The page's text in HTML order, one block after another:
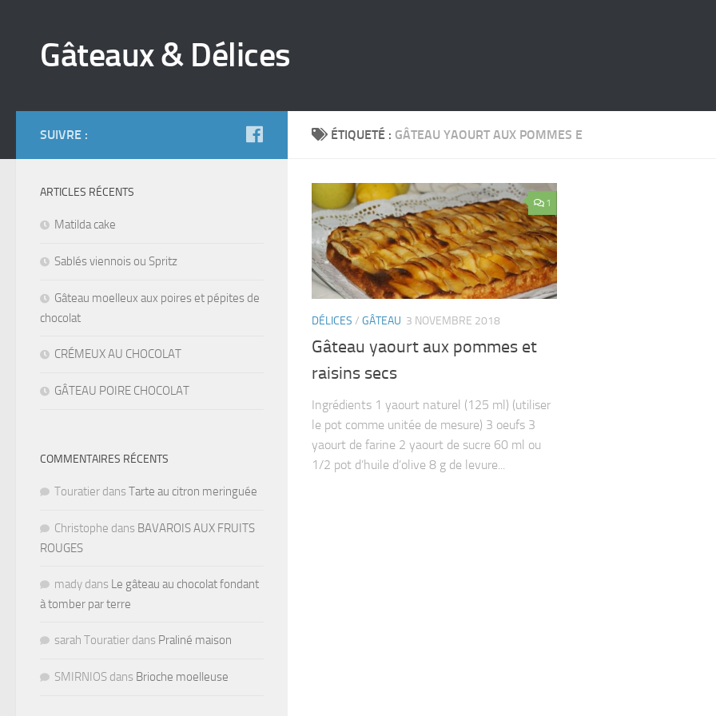
Gâteaux & Délices
ÉTIQUETÉ : GÂTEAU YAOURT AUX POMMES E
1
DÉLICES / GÂTEAU 3 NOVEMBRE 2018
Gâteau yaourt aux pommes et
raisins secs
Ingrédients 1 yaourt naturel (125 ml) (utiliser
le pot comme unitée de mesure) 3 oeufs 3
yaourt de farine 2 yaourt de sucre 60 ml ou
1/2 pot d’huile d’olive 8 g de levure...
SUIVRE :
ARTICLES RÉCENTS
Matilda cake
Sablés viennois ou Spritz
Gâteau moelleux aux poires et pépites de
chocolat
CRÉMEUX AU CHOCOLAT
GÂTEAU POIRE CHOCOLAT
COMMENTAIRES RÉCENTS
Touratier dans Tarte au citron meringuée
Christophe dans BAVAROIS AUX FRUITS
ROUGES
mady dans Le gâteau au chocolat fondant
à tomber par terre
sarah Touratier dans Praliné maison
SMIRNIOS dans Brioche moelleuse